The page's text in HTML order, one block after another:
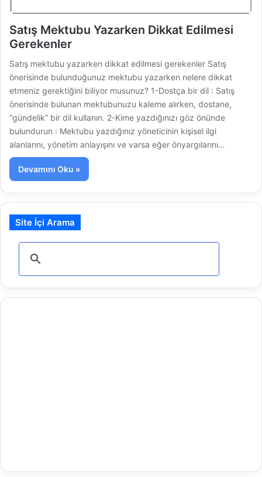
Satış Mektubu Yazarken Dikkat Edilmesi
Gerekenler
Satış mektubu yazarken dikkat edilmesi gerekenler Satış
önerisinde bulunduğunuz mektubu yazarken nelere dikkat
etmeniz gerektiğini biliyor musunuz? 1-Dostça bir dil : Satış
önerisinde bulunan mektubunuzu kaleme alırken, dostane,
“gündelik” bir dil kullanın. 2-Kime yazdığınızı göz önünde
bulundurun : Mektubu yazdığınız yöneticinin kişisel ilgi
alanlarını, yönetim anlayışını ve varsa eğer önyargılarını…
Devamını Oku »
Site İçi Arama